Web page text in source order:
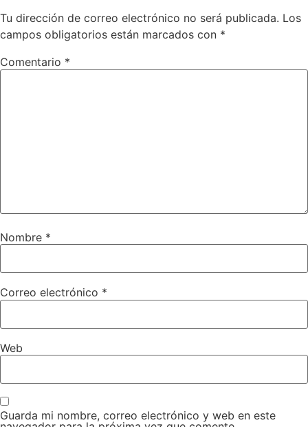
Tu dirección de correo electrónico no será publicada. Los
campos obligatorios están marcados con *
Comentario *
Nombre *
Correo electrónico *
Web
Guarda mi nombre, correo electrónico y web en este